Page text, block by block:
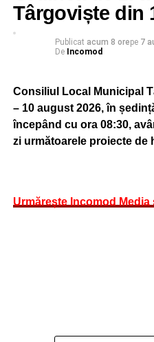
astfel de structură.
Un schimb mai eficient de
pentru întregul Flanc Estic
prezenței NATO și
de analiză și coordonare
siguranța cetățenilor noștri
RELATIONATE: APĂRARE
Târgoviște din
Publicat acum 8 orepe 7
De Incomod
Consiliul Local Municipal
– 10 august 2026, în
începând cu ora 08:30,
zi următoarele proiecte de
Urmărește Incomod Media